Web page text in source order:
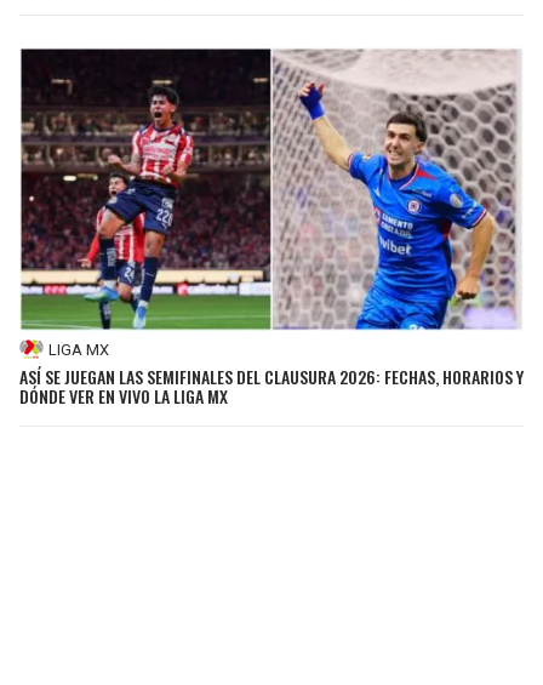
LIGA MX
ASÍ SE JUEGAN LAS SEMIFINALES DEL CLAUSURA 2026: FECHAS, HORARIOS Y
DÓNDE VER EN VIVO LA LIGA MX